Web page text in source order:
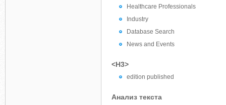
Healthcare Professionals
Industry
Database Search
News and Events
<H3>
edition published
Анализ текста